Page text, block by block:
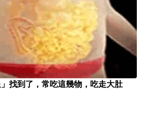
找到了，常吃這幾物，吃走大肚